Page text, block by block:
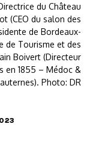
du Château
(CEO du salon des
de Bordeaux-
de Tourisme et des
Boivert (Directeur
en 1855 – Médoc &
Photo: DR